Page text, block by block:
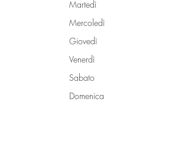
Martedì
Mercoledì
Giovedì
Venerdì
Sabato
Domenica